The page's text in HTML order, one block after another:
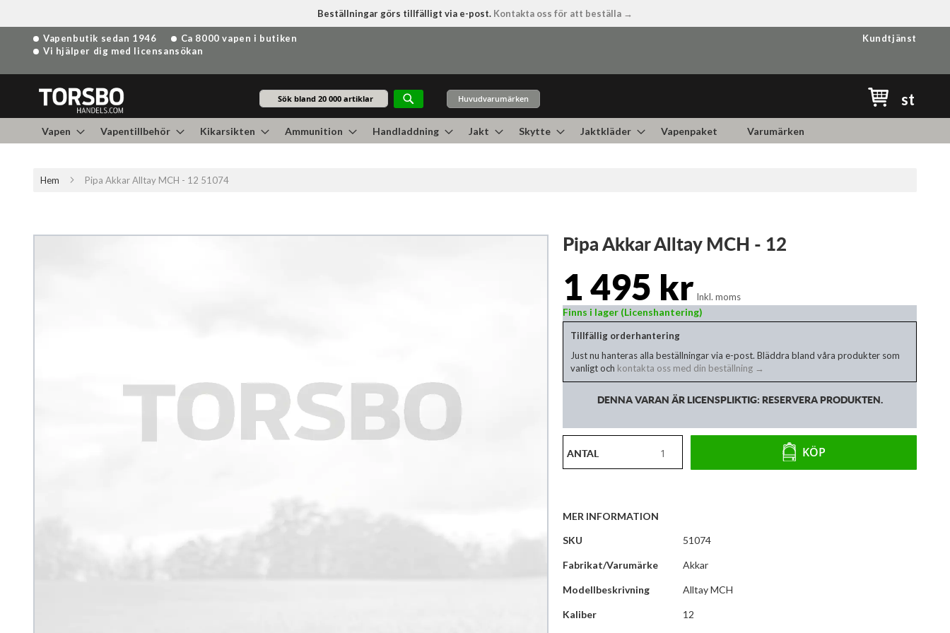
Beställningar görs tillfälligt via e-post. Kontakta oss för att beställa →
Hoppa
till
Vapenbutik sedan 1946
Ca 8000 vapen i butiken
Vi hjälper dig med licensansökan
Kundtjänst
Sök
Huvudvarumärken st
Vapen Vapentillbehör Kikarsikten Ammunition Handladdning Jakt Skytte Jaktkläder Vapenpaket Varumärken
Hem Pipa Akkar Alltay MCH - 12 51074
Pipa Akkar Alltay MCH - 12
1 495 kr Inkl. moms
Finns i lager (Licenshantering)
Tillfällig orderhantering
Just nu hanteras alla beställningar via e-post. Bläddra bland våra produkter som
vanligt och kontakta oss med din beställning →
DENNA VARAN ÄR LICENSPLIKTIG: RESERVERA PRODUKTEN.
ANTAL KÖP
MER INFORMATION
Mer
SKU 51074
Fabrikat/Varumärke Akkar
Modellbeskrivning Alltay MCH
Kaliber 12